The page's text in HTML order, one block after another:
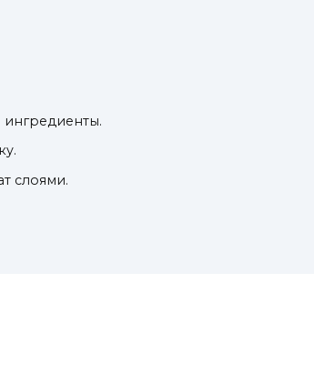
ингредиенты.
слоями.